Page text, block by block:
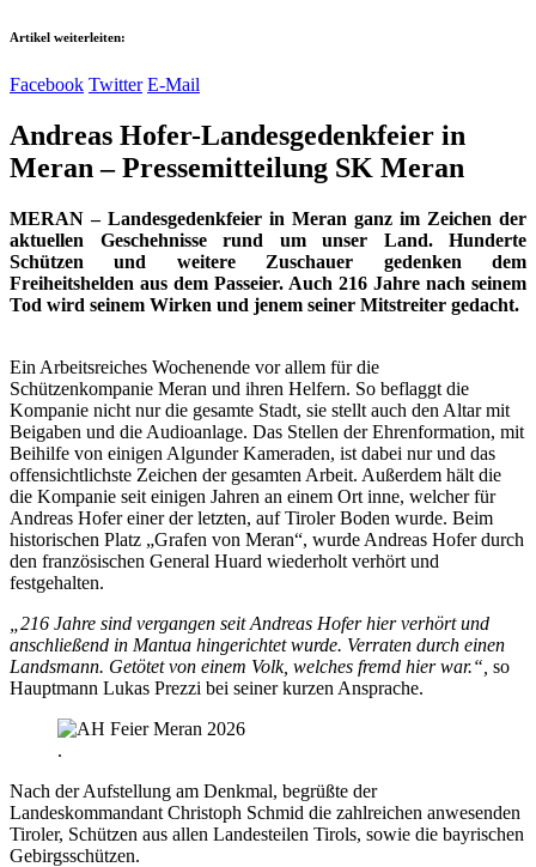
Artikel weiterleiten:
Facebook Twitter E-Mail
Andreas Hofer-Landesgedenkfeier in
Meran – Pressemitteilung SK Meran
MERAN – Landesgedenkfeier in Meran ganz im Zeichen der
aktuellen Geschehnisse rund um unser Land. Hunderte
Schützen und weitere Zuschauer gedenken dem
Freiheitshelden aus dem Passeier. Auch 216 Jahre nach seinem
Tod wird seinem Wirken und jenem seiner Mitstreiter gedacht.
Ein Arbeitsreiches Wochenende vor allem für die
Schützenkompanie Meran und ihren Helfern. So beflaggt die
Kompanie nicht nur die gesamte Stadt, sie stellt auch den Altar mit
Beigaben und die Audioanlage. Das Stellen der Ehrenformation, mit
Beihilfe von einigen Algunder Kameraden, ist dabei nur und das
offensichtlichste Zeichen der gesamten Arbeit. Außerdem hält die
die Kompanie seit einigen Jahren an einem Ort inne, welcher für
Andreas Hofer einer der letzten, auf Tiroler Boden wurde. Beim
historischen Platz „Grafen von Meran“, wurde Andreas Hofer durch
den französischen General Huard wiederholt verhört und
festgehalten.
„216 Jahre sind vergangen seit Andreas Hofer hier verhört und
anschließend in Mantua hingerichtet wurde. Verraten durch einen
Landsmann. Getötet von einem Volk, welches fremd hier war.“, so
Hauptmann Lukas Prezzi bei seiner kurzen Ansprache.
.
Nach der Aufstellung am Denkmal, begrüßte der
Landeskommandant Christoph Schmid die zahlreichen anwesenden
Tiroler, Schützen aus allen Landesteilen Tirols, sowie die bayrischen
Gebirgsschützen.